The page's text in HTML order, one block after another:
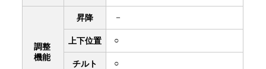
調整
機能
昇降 －
上下位置 ○
チルト ○